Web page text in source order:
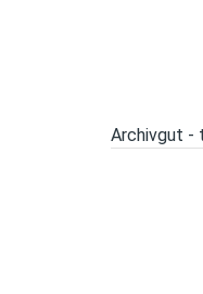
Archivgut -